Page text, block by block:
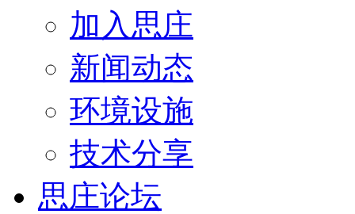
加入思庄
新闻动态
环境设施
技术分享
思庄论坛